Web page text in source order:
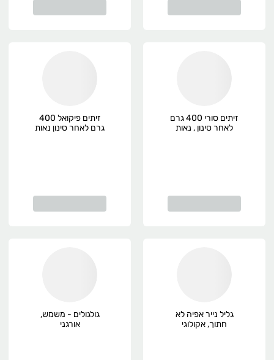
זיתים סורי 400 גרם
לאחר סינון , נאות
זיתים פיקואל 400
גרם לאחר סינון נאות
גליל נייר אפיה לא
חתוך, אקולוגי
גולגולים - משמש,
אורגני